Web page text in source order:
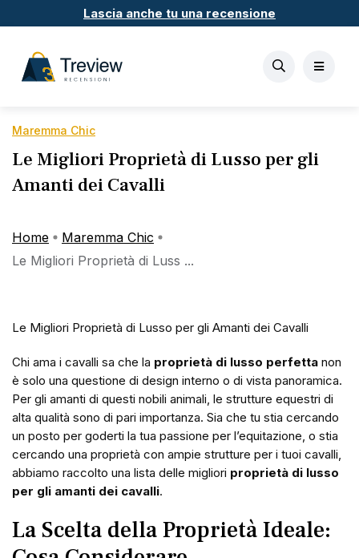
Lascia anche tu una recensione
Maremma Chic
Le Migliori Proprietà di Lusso per gli
Amanti dei Cavalli
Home
Maremma Chic
Le Migliori Proprietà di Luss ...
Le Migliori Proprietà di Lusso per gli Amanti dei Cavalli
Chi ama i cavalli sa che la proprietà di lusso perfetta non
è solo una questione di design interno o di vista panoramica.
Per gli amanti di questi nobili animali, le strutture equestri di
alta qualità sono di pari importanza. Sia che tu stia cercando
un posto per goderti la tua passione per l’equitazione, o stia
cercando una proprietà con ampie strutture per i tuoi cavalli,
abbiamo raccolto una lista delle migliori proprietà di lusso
per gli amanti dei cavalli.
La Scelta della Proprietà Ideale: